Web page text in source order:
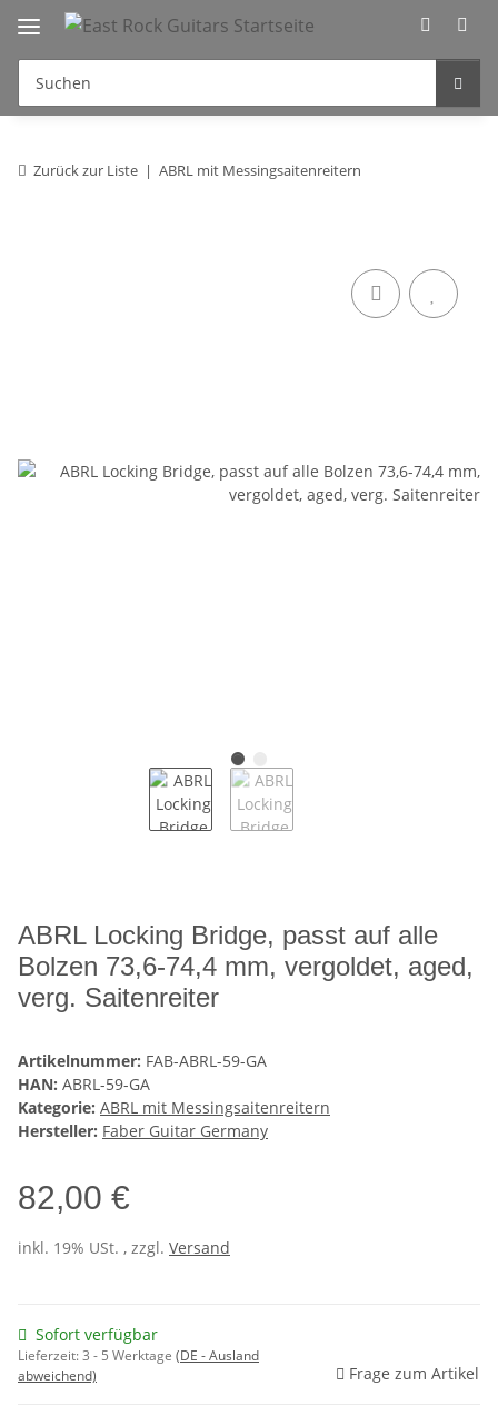
Zurück zur Liste ABRL mit Messingsaitenreitern
ABRL Locking Bridge, passt auf alle
Bolzen 73,6-74,4 mm, vergoldet, aged,
verg. Saitenreiter
Artikelnummer: FAB-ABRL-59-GA
HAN: ABRL-59-GA
Kategorie: ABRL mit Messingsaitenreitern
Hersteller: Faber Guitar Germany
82,00 €
inkl. 19% USt. , zzgl. Versand
Sofort verfügbar
Lieferzeit:3 - 5 Werktage (DE - Ausland
abweichend)
Frage zum Artikel